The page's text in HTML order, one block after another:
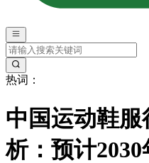
热词：
中国运动鞋
析：预计